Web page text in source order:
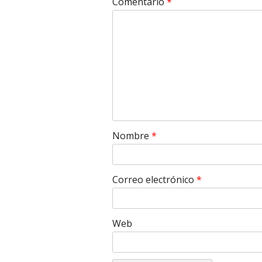
Nombre *
Correo electrónico *
Web